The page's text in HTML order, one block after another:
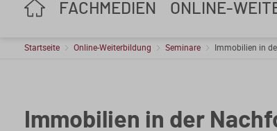
FACHMEDIEN ONLINE-
Startseite Online-Weiterbildung Seminare Immobilien in
Immobilien in der